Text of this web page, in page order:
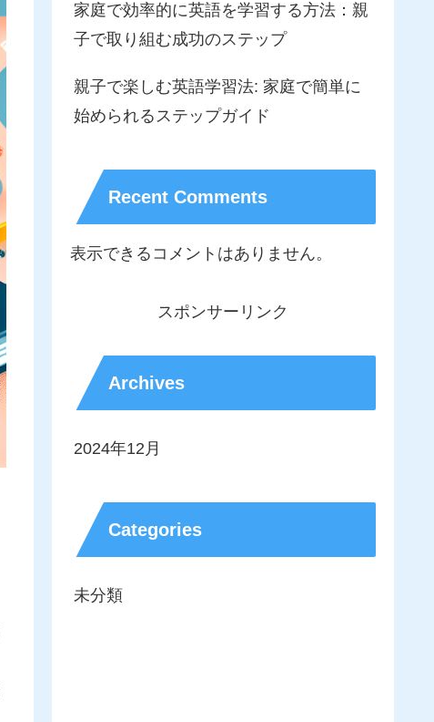
家庭で効率的に英語を学習する方法：親
子で取り組む成功のステップ
親子で楽しむ英語学習法: 家庭で簡単に
始められるステップガイド
Recent Comments
表示できるコメントはありません。
スポンサーリンク
Archives
2024年12月
Categories
未分類